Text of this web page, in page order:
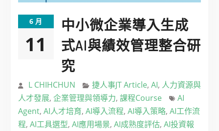
6 月
11
中小微企業導入生成
式AI與績效管理整合研
究
L CHIHCHUN 捷人事JT Article, AI, 人力資源與
人才發展, 企業管理與領導力, 課程Course
AI
Agent, AI人才培育, AI導入流程, AI導入策略, AI工作流
程, AI工具選型, AI應用場景, AI成熟度評估, AI投資報